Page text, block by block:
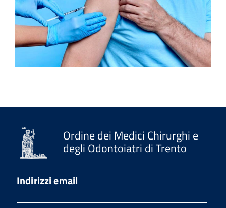
Ordine dei Medici Chirurghi e
degli Odontoiatri di Trento
Indirizzi email